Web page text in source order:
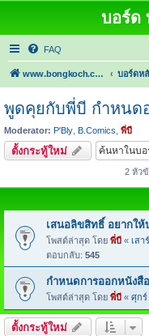
บอร์ด
FAQ
www.bongkoch.com บอร์ดห
พูดคุยกับพี่บี กำหนด
Moderator: P'Bly B.Comics พี่บี
ตั้งกระทู้ใหม่
2 หัว
เสนอลิขสิทธิ์ อยากให้
โพสต์ล่าสุด โดย พี่บี « เสา
ตอบกลับ: 545
กำหนดการออกหนังสื
โพสต์ล่าสุด โดย พี่บี « ศุกร์
ตั้งกระทู้ใหม่